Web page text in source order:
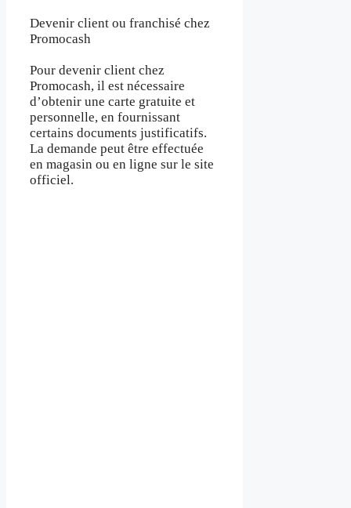
Devenir client ou franchisé chez
Promocash
Pour devenir client chez
Promocash, il est nécessaire
d’obtenir une carte gratuite et
personnelle, en fournissant
certains documents justificatifs.
La demande peut être effectuée
en magasin ou en ligne sur le site
officiel.